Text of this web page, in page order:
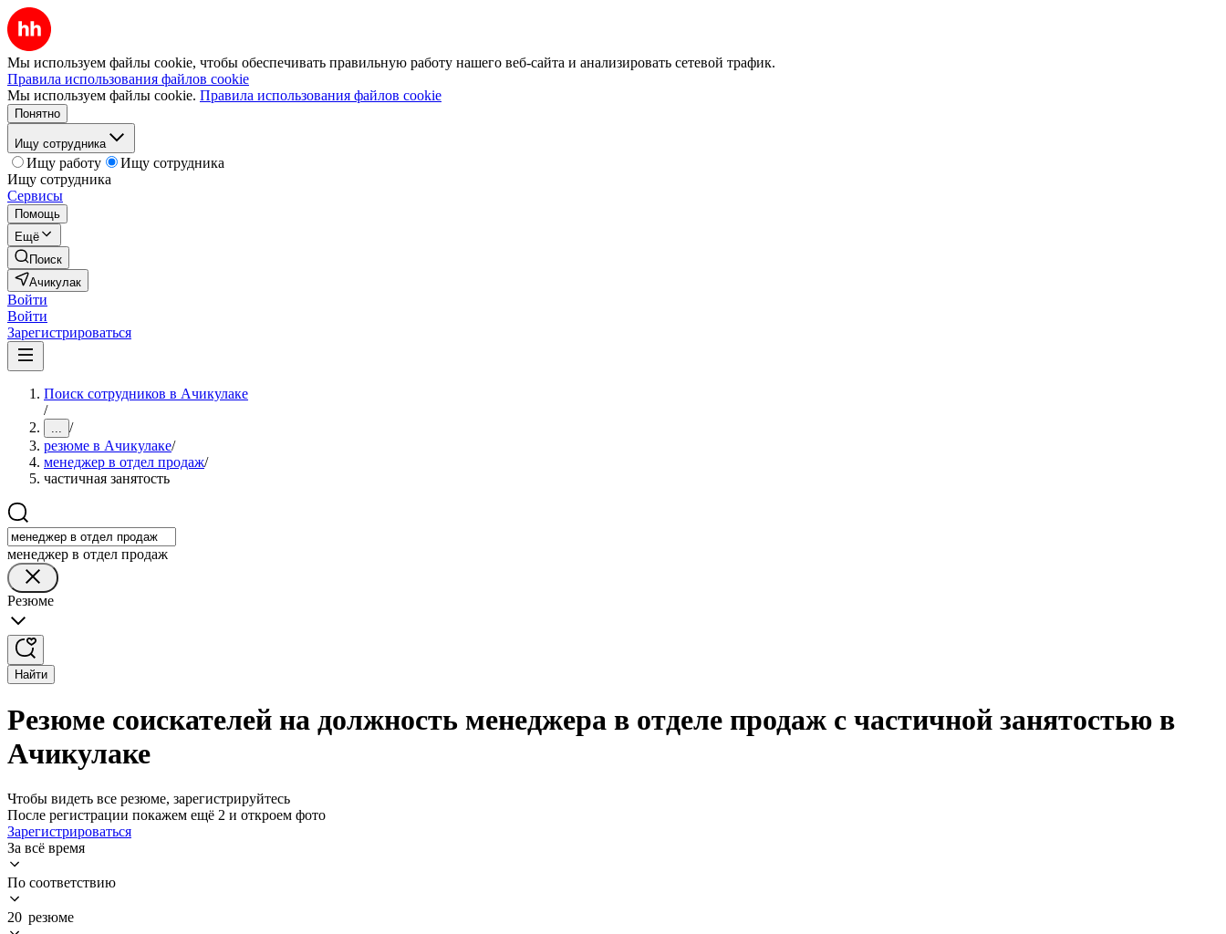
Мы используем файлы cookie, чтобы обеспечивать правильную работу нашего веб-сайта и анализировать сетевой трафик.
Правила использования файлов cookie
Мы используем файлы cookie. Правила использования файлов cookie
Понятно
Ищу сотрудника
Ищу работу
Ищу сотрудника
Ищу сотрудника
Сервисы
Помощь
Ещё
Поиск
Ачикулак
Войти
Войти
Зарегистрироваться
Поиск сотрудников в Ачикулаке
/
... /
резюме в Ачикулаке/
менеджер в отдел продаж/
частичная занятость
менеджер в отдел продаж
Резюме
Найти
Резюме соискателей на должность менеджера в отделе продаж с частичной занятостью в
Ачикулаке
Чтобы видеть все резюме, зарегистрируйтесь
После регистрации покажем ещё 2 и откроем фото
Зарегистрироваться
За всё время
По соответствию
20 резюме